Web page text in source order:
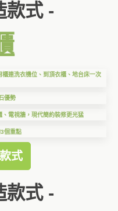
款式 -
連洗衣機位、到頂衣櫃、地台床一次
優勢
電視牆，現代簡約裝修更光猛
個重點
式
款式 -